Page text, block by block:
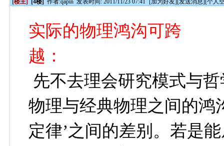
[楼主] [4楼] 作者:qapin 发表时间: 2011/11/23 07:41 [加为好友][发送消息][个人
实际的物理鸿沟可跨
越
先不去理会研究模式与
物理与经典物理之间的鸿
定律’之间的差别。若是